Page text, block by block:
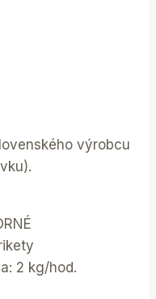
výrobcu
2 kg/hod.